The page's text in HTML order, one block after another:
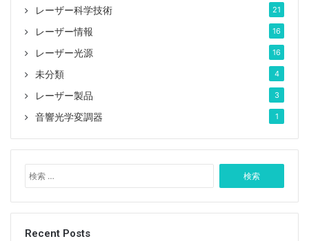
レーザー科学技術 21
レーザー情報 16
レーザー光源 16
未分類 4
レーザー製品 3
音響光学変調器 1
索
:
Recent Posts